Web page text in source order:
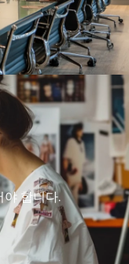
야 합니다.